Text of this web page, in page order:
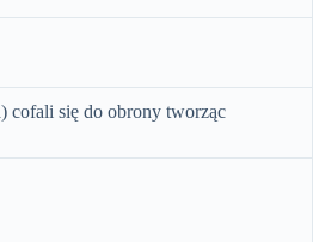
cofali się do obrony tworząc